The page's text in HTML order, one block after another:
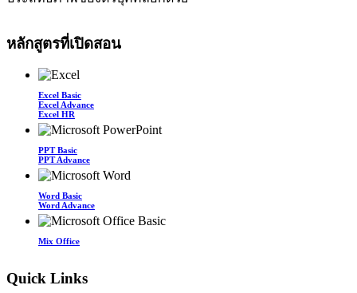
หลักสูตรที่เปิดสอน
Excel Basic
Excel Advance
Excel HR
PPT Basic
PPT Advance
Word Basic
Word Advance
Mix Office
Quick Links